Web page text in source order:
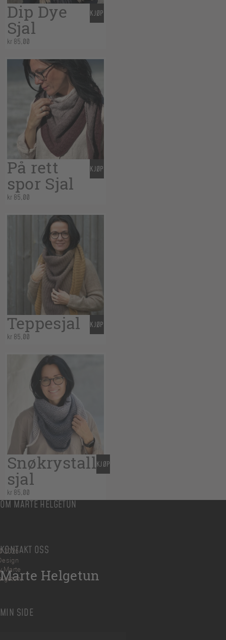
Dip Dye
Sjal
kr85,00
KJØP
På rett
spor Sjal
kr85,00
KJØP
Teppesjal
kr85,00
KJØP
Snøkrystall
sjal
kr85,00
KJØP
OM MARTE HELGETUN
KONTAKT OSS
Marte Helgetun
MIN SIDE
2026
Marte